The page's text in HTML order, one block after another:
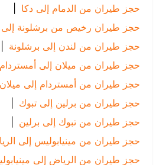
حجز طيران من الدمام إلى دكا |
حجز طيران رخيص من برشلونة إلى لندن
حجز طيران من لندن إلى برشلونة
|
حجز طيران من ميلان إلى أمستردام |
حجز طيران من أمستردام إلى ميلان |
حجز طيران من برلين إلى تبوك
|
حجز طيران من تبوك إلى برلين |
حجز طيران من مينيابوليس إلى الرياض
|
حجز طيران من الرياض إلى مينيابوليس |